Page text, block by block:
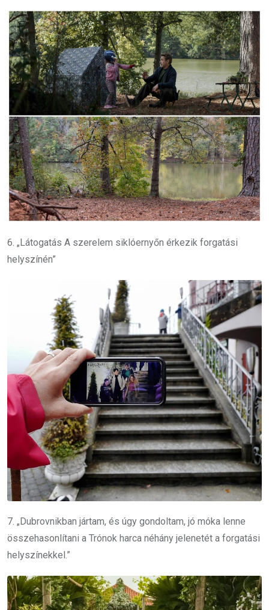
6. „Látogatás A szerelem siklóernyőn érkezik forgatási
helyszínén”
7. „Dubrovnikban jártam, és úgy gondoltam, jó móka lenne
összehasonlítani a Trónok harca néhány jelenetét a forgatási
helyszínekkel.”